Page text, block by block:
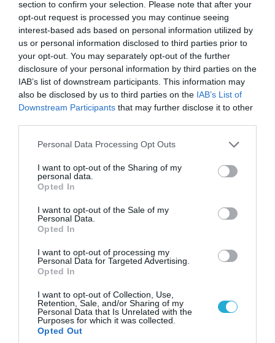
section to confirm your selection. Please note that after your
opt-out request is processed you may continue seeing
interest-based ads based on personal information utilized by
us or personal information disclosed to third parties prior to
your opt-out. You may separately opt-out of the further
disclosure of your personal information by third parties on the
IAB’s list of downstream participants. This information may
also be disclosed by us to third parties on the IAB’s List of
Downstream Participants that may further disclose it to other
Please note that this website/app uses one or more Google
not limited to your visit or usage behaviour. You may click to
grant or deny consent to Google and its third-party tags to
use your data for below specified purposes in below Google
consent section.
Personal Data Processing Opt Outs
I want to opt-out of the Sharing of my
personal data.
Opted In
I want to opt-out of the Sale of my
Personal Data.
Opted In
I want to opt-out of processing my
Personal Data for Targeted Advertising.
Opted In
I want to opt-out of Collection, Use,
Retention, Sale, and/or Sharing of my
Personal Data that Is Unrelated with the
Purposes for which it was collected.
Opted Out
07.08.2026 | 01:02
Ελέγχεται αμοντάριστο βίντεο της σύγκρουσης
τρίτο ελικόπτερο
06.08.2026 | 09:02